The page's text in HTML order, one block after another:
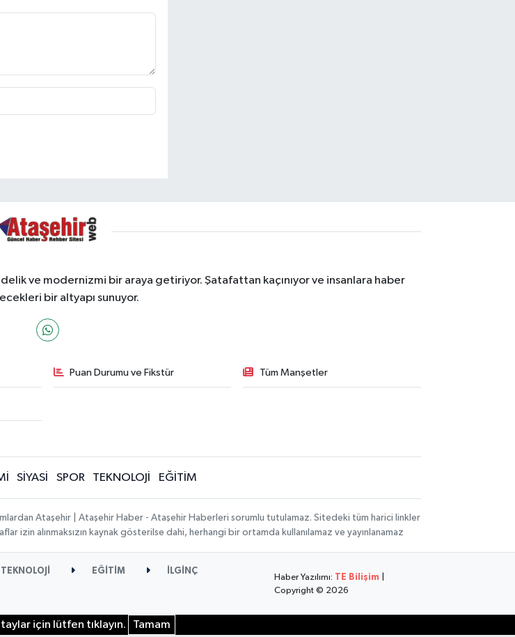
ve modernizmi bir araya getiriyor. Şatafattan kaçınıyor ve insanlara haber
bir altyapı sunuyor.
Puan Durumu ve Fikstür Tüm Manşetler
SİYASİ SPOR TEKNOLOJİ EĞİTİM
Ataşehir | Ataşehir Haber - Ataşehir Haberleri sorumlu tutulamaz. Sitedeki tüm harici linkler
izin alınmaksızın kaynak gösterilse dahi, herhangi bir ortamda kullanılamaz ve yayınlanamaz
TEKNOLOJİ EĞİTİM
İLGİNÇ
Haber Yazılımı: TE Bilişim
Copyright © 2026
için lütfen tıklayın. Tamam